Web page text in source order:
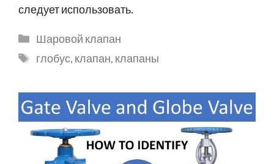
следует использовать.
Шаровой клапан
глобус, клапан, клапаны